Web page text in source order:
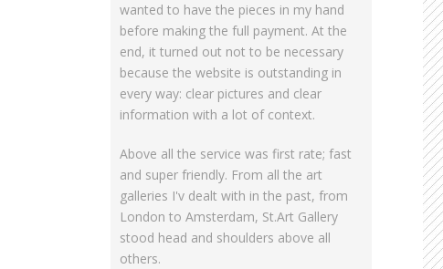
wanted to have the pieces in my hand
before making the full payment. At the
end, it turned out not to be necessary
because the website is outstanding in
every way: clear pictures and clear
information with a lot of context.
Above all the service was first rate; fast
and super friendly. From all the art
galleries I'v dealt with in the past, from
London to Amsterdam, St.Art Gallery
stood head and shoulders above all
others.